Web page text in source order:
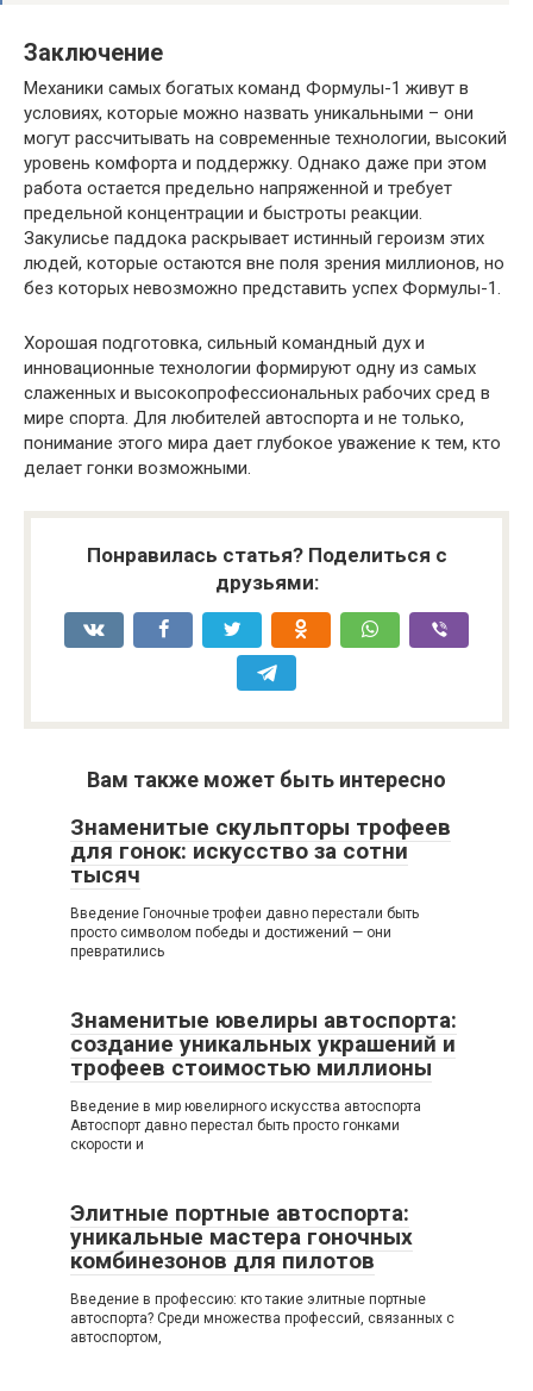
Заключение
Механики самых богатых команд Формулы-1 живут в
условиях, которые можно назвать уникальными – они
могут рассчитывать на современные технологии, высокий
уровень комфорта и поддержку. Однако даже при этом
работа остается предельно напряженной и требует
предельной концентрации и быстроты реакции.
Закулисье паддока раскрывает истинный героизм этих
людей, которые остаются вне поля зрения миллионов, но
без которых невозможно представить успех Формулы-1.
Хорошая подготовка, сильный командный дух и
инновационные технологии формируют одну из самых
слаженных и высокопрофессиональных рабочих сред в
мире спорта. Для любителей автоспорта и не только,
понимание этого мира дает глубокое уважение к тем, кто
делает гонки возможными.
Понравилась статья? Поделиться с
друзьями:
Вам также может быть интересно
Знаменитые скульпторы трофеев
для гонок: искусство за сотни
тысяч
Введение Гоночные трофеи давно перестали быть
просто символом победы и достижений — они
превратились
Знаменитые ювелиры автоспорта:
создание уникальных украшений и
трофеев стоимостью миллионы
Введение в мир ювелирного искусства автоспорта
Автоспорт давно перестал быть просто гонками
скорости и
Элитные портные автоспорта:
уникальные мастера гоночных
комбинезонов для пилотов
Введение в профессию: кто такие элитные портные
автоспорта? Среди множества профессий, связанных с
автоспортом,